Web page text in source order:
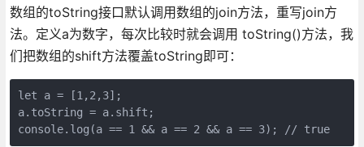
数组的toString接口默认调用数组的join方法，重写join方
法。定义a为数字，每次比较时就会调用 toString()方法，我
们把数组的shift方法覆盖toString即可：
let a = [1,2,3];
a.toString = a.shift;
console.log(a == 1 && a == 2 && a == 3); // true